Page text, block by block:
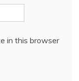
in this browser